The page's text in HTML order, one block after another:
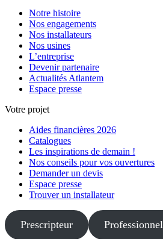
Notre histoire
Nos engagements
Nos installateurs
Nos usines
L’entreprise
Devenir partenaire
Actualités Atlantem
Espace presse
Votre projet
Aides financières 2026
Catalogues
Les inspirations de demain !
Nos conseils pour vos ouvertures
Demander un devis
Espace presse
Trouver un installateur
Prescripteur Professionnel